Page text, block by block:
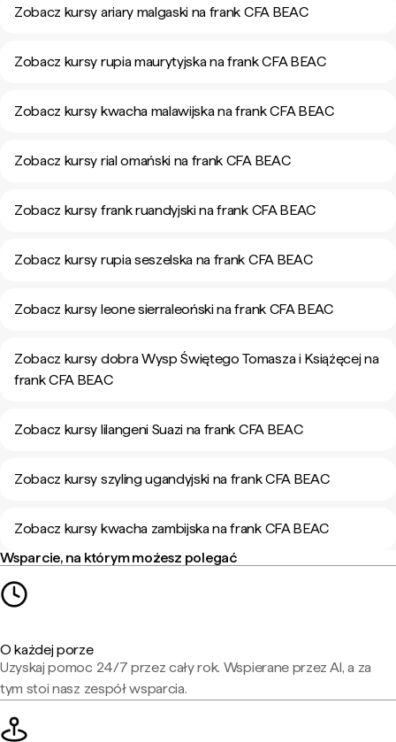
Zobacz kursy ariary malgaski na frank CFA BEAC
Zobacz kursy rupia maurytyjska na frank CFA BEAC
Zobacz kursy kwacha malawijska na frank CFA BEAC
Zobacz kursy rial omański na frank CFA BEAC
Zobacz kursy frank ruandyjski na frank CFA BEAC
Zobacz kursy rupia seszelska na frank CFA BEAC
Zobacz kursy leone sierraleoński na frank CFA BEAC
Zobacz kursy dobra Wysp Świętego Tomasza i Książęcej na
frank CFA BEAC
Zobacz kursy lilangeni Suazi na frank CFA BEAC
Zobacz kursy szyling ugandyjski na frank CFA BEAC
Zobacz kursy kwacha zambijska na frank CFA BEAC
Wsparcie, na którym możesz polegać
O każdej porze
Uzyskaj pomoc 24/7 przez cały rok. Wspierane przez AI, a za
tym stoi nasz zespół wsparcia.